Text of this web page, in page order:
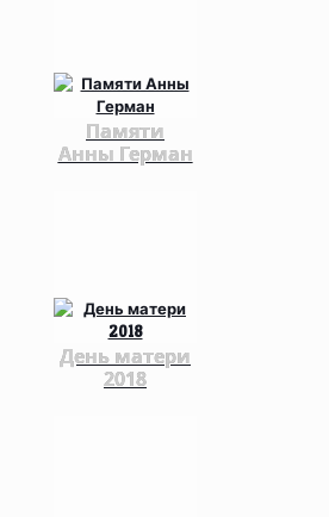
Памяти
Анны Герман
День матери
2018